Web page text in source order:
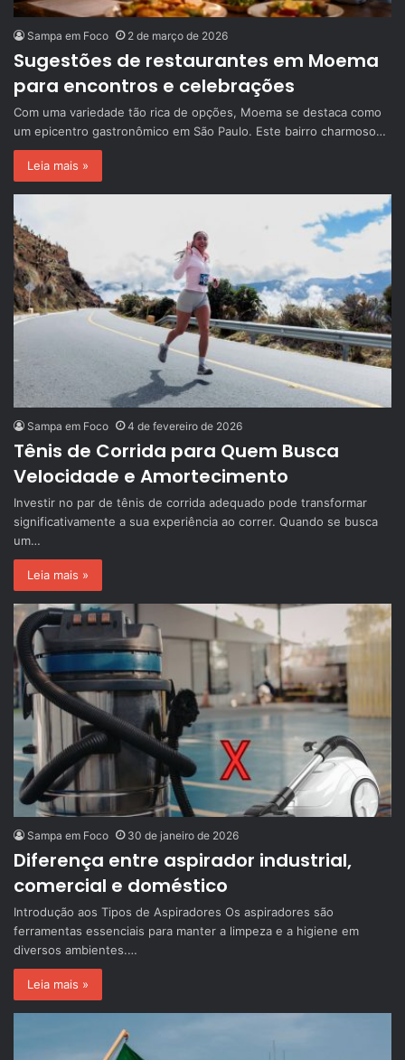
Sampa em Foco 2 de março de 2026
Sugestões de restaurantes em Moema
para encontros e celebrações
Com uma variedade tão rica de opções, Moema se destaca como
um epicentro gastronômico em São Paulo. Este bairro charmoso…
Leia mais »
Sampa em Foco 4 de fevereiro de 2026
Tênis de Corrida para Quem Busca
Velocidade e Amortecimento
Investir no par de tênis de corrida adequado pode transformar
significativamente a sua experiência ao correr. Quando se busca
um…
Leia mais »
Sampa em Foco 30 de janeiro de 2026
Diferença entre aspirador industrial,
comercial e doméstico
Introdução aos Tipos de Aspiradores Os aspiradores são
ferramentas essenciais para manter a limpeza e a higiene em
diversos ambientes.…
Leia mais »